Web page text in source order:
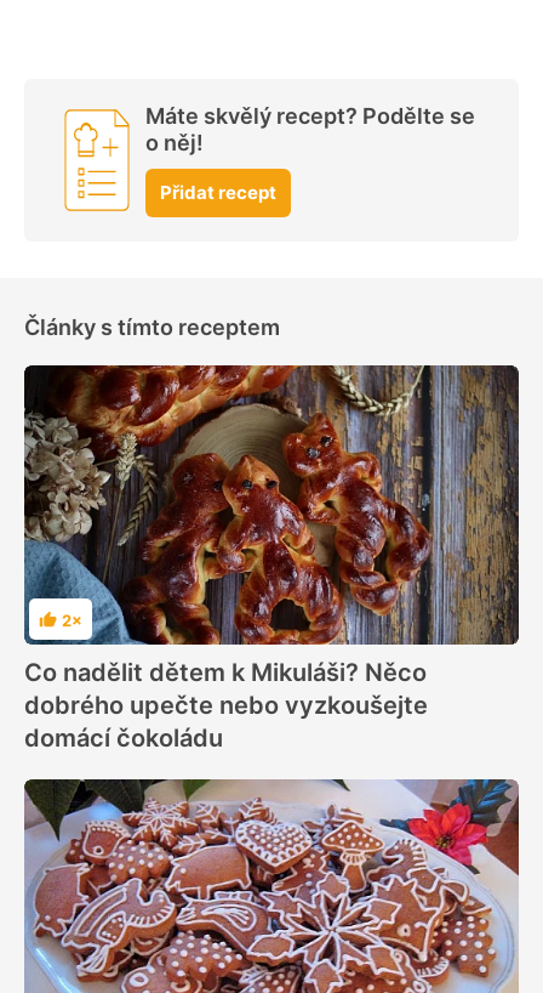
Máte skvělý recept? Podělte se
o něj!
Přidat recept
Články s tímto receptem
Hodnocení
2×
Co nadělit dětem k Mikuláši? Něco
dobrého upečte nebo vyzkoušejte
domácí čokoládu